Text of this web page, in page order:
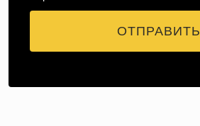
ОТПРАВИТЬ